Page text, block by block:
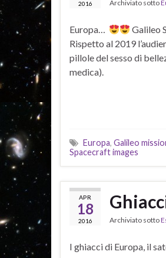
2016 Archiviato sotto
Europa…
Galileo
Rispetto al 2019
pillole del sesso di
medica).
Europa, Galileo
Spacecraft images
APR
18
2016 Archiviato sotto
I ghiacci di Europa, il